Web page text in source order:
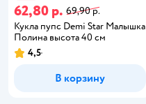
62,80 р. 69,90 р.
Кукла пупс Demi Star Малышка
Полина высота 40 см
4,5
В корзину